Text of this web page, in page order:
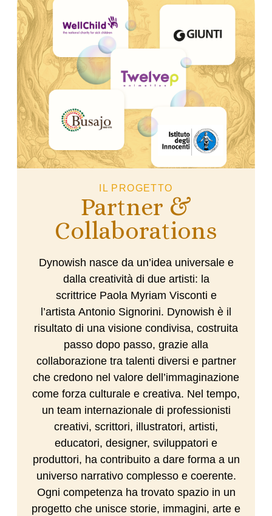
IL PROGETTO
Partner &
Collaborations
Dynowish nasce da un’idea universale e
dalla creatività di due artisti: la
scrittrice Paola Myriam Visconti e
l’artista Antonio Signorini. Dynowish è il
risultato di una visione condivisa, costruita
passo dopo passo, grazie alla
collaborazione tra talenti diversi e partner
che credono nel valore dell’immaginazione
come forza culturale e creativa. Nel tempo,
un team internazionale di professionisti
creativi, scrittori, illustratori, artisti,
educatori, designer, sviluppatori e
produttori, ha contribuito a dare forma a un
universo narrativo complesso e coerente.
Ogni competenza ha trovato spazio in un
progetto che unisce storie, immagini, arte e